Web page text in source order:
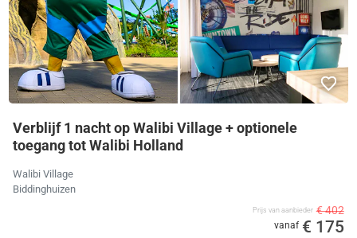
Verblijf 1 nacht op Walibi Village + optionele
toegang tot Walibi Holland
Walibi Village
Biddinghuizen
Prijs van aanbieder € 402
vanaf € 175